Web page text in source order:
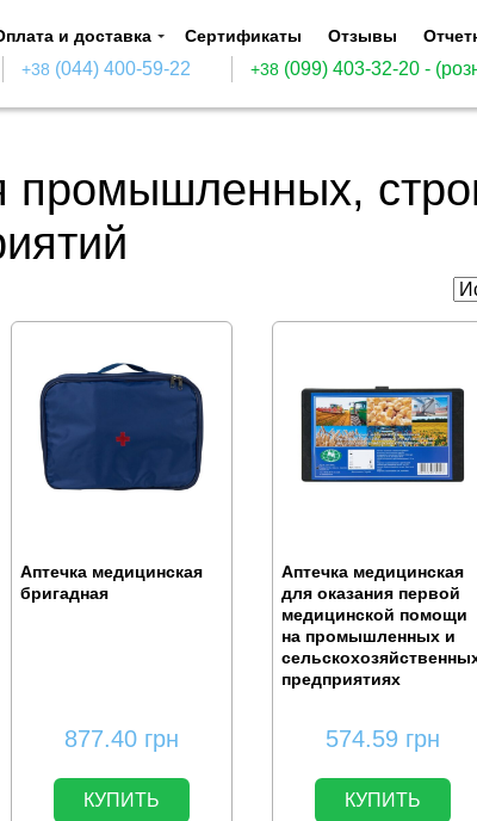
и доставка Сертификаты Отзывы
+38 (044) 400-59-22 +38 (099) 403-32-20 -
промышленных,
Аптечка медицинская
бригадная
877.40 грн
КУПИТЬ
Аптечка медицинская
для оказания первой
медицинской помощи
на промышленных и
предприятиях
574.59 грн
КУПИТЬ